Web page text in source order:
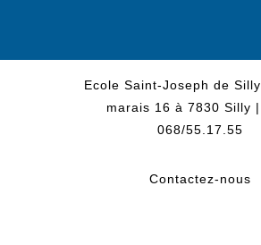
Ecole Saint-Joseph de
marais 16 à 7830 Silly
068/55.17.55
Contactez-nous